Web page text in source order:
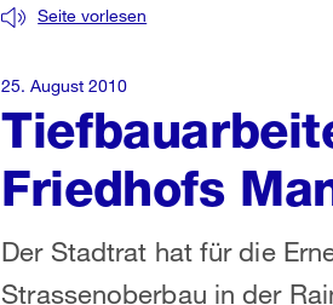
Friedhofs
Seite vorlesen
Der Stadtrat hat für die
Strassenoberbau in der
25. August 2010